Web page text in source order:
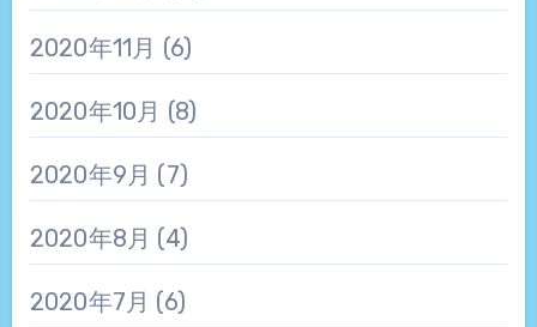
2020年11月 (6)
2020年10月 (8)
2020年9月 (7)
2020年8月 (4)
2020年7月 (6)